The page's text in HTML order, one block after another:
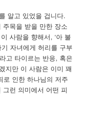
알고 있었을 겁니다.
목을 받을 만한 장소
사람을 향해서, ‘아 불
기 자녀에게 허리를 구부
고 타이르는 반응, 혹은
지만 이 사람은 이미 꽤
로 인한 하나님의 저주
런 의미에서 어떤 피